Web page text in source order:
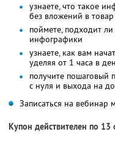
узнаете, что такое
без вложений в
поймете, подходит
инфографики
узнаете, как вам
уделяя от 1 часа в
получите пошаговый
с нуля и выхода на
Записаться на вебинар
Купон действителен по